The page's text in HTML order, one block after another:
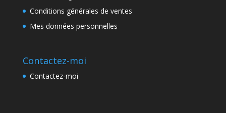
Conditions générales de ventes
Mes données personnelles
Contactez-moi
Contactez-moi